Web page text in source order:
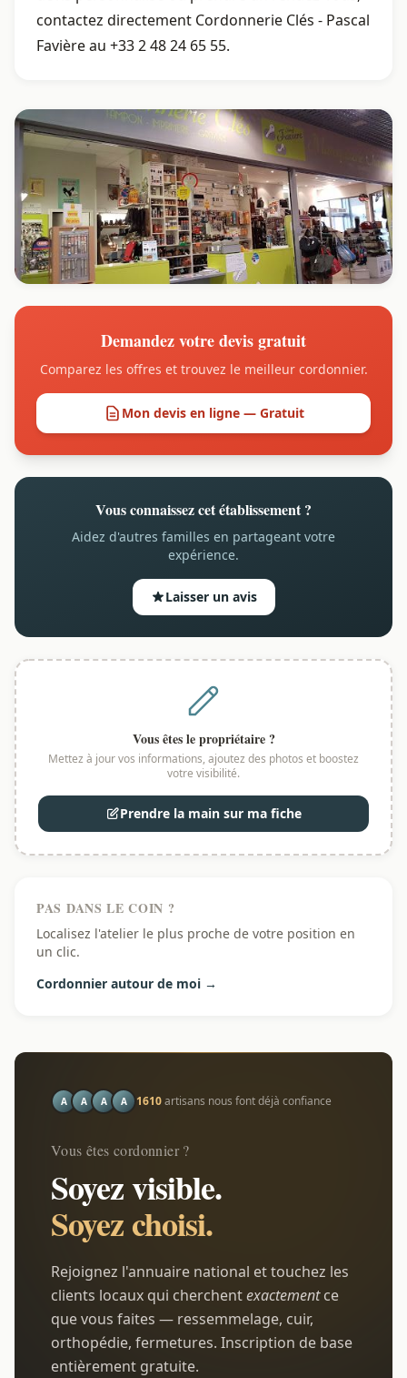
contactez directement Cordonnerie Clés - Pascal
Favière au +33 2 48 24 65 55.
Demandez votre devis gratuit
Comparez les offres et trouvez le meilleur cordonnier.
Mon devis en ligne — Gratuit
Vous connaissez cet établissement ?
Aidez d'autres familles en partageant votre
expérience.
Laisser un avis
Vous êtes le propriétaire ?
Mettez à jour vos informations, ajoutez des photos et boostez
votre visibilité.
Prendre la main sur ma fiche
PAS DANS LE COIN ?
Localisez l'atelier le plus proche de votre position en
un clic.
Cordonnier autour de moi →
A A A A 1610artisans nous font déjà confiance
Vous êtes cordonnier ?
Soyez visible.
Soyez choisi.
Rejoignez l'annuaire national et touchez les
clients locaux qui cherchentexactementce
que vous faites — ressemmelage, cuir,
orthopédie, fermetures. Inscription de base
entièrement gratuite.